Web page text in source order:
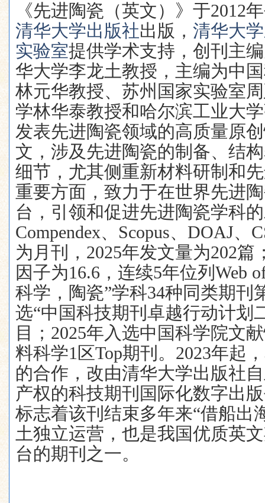
《先进陶瓷（英文）》于2012
清华大学出版社出版， 清华大
实验室提供学术支持，创刊主
华大学李龙土教授，主编为中
林元华教授、苏州国家实验室
学林华泰教授和哈尔滨工业大
发表先进陶瓷领域的高质量原
文，涉及先进陶瓷的制备、结
细节，尤其侧重新材料研制和
重要方面，致力于在世界先进
台，引领和促进先进陶瓷学科
Compendex、 Scopus、 DOAJ、
为月刊， 2025年发文量为202篇
因子为16.6 ，连续5年位列 Web
科学，陶瓷”学科34种同类期刊
选“中国科技期刊卓越行动计划
目； 2025年入选中国科学院文
料科学1 区Top期刊。 2023年起
的合作，改由清华大学出版社
产权的科技期刊国际化数字出
标志着该刊结束多年来“借船出
土独立运营，也是我国优质英
台的期刊之一。